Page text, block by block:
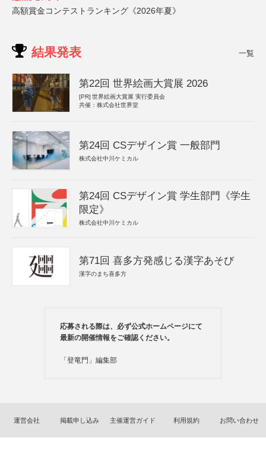
高額賞金コンテストランキング《2026年夏》
結果発表 一覧
第22回 世界絵画大賞展 2026
[PR] 世界絵画大賞展 実行委員会
共催：株式会社世界堂
第24回 CSデザイン賞 一般部門
株式会社中川ケミカル
第24回 CSデザイン賞 学生部門《学生
限定》
株式会社中川ケミカル
第71回 喜多方発感じる漢字あそび
漢字のまち喜多方
応募される際は、必ず公式ホームページにて
最新の開催情報をご確認ください。
「登竜門」編集部
運営会社 掲載申し込み 主催運営ガイド 利用規約 お問い合わせ